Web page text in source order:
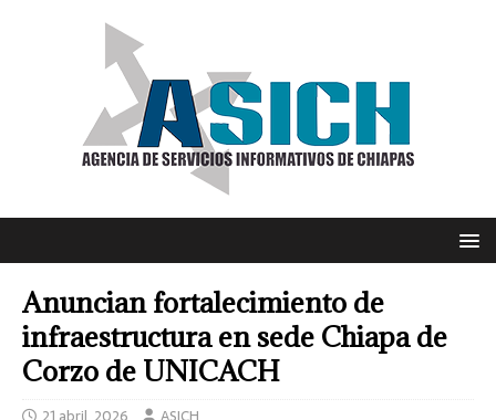
Anuncian fortalecimiento de
infraestructura en sede Chiapa de
Corzo de UNICACH